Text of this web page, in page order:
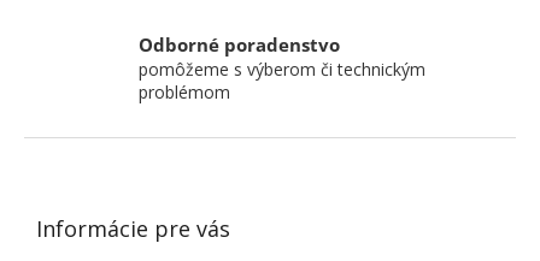
Odborné poradenstvo
pomôžeme s výberom či technickým
problémom
ZÁPÄTIE
Informácie pre vás